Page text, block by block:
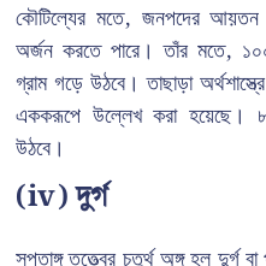
কৌটিল্যের মতে, জনপদের
অর্জন করতে পারে। তাঁর মতে,
গ্রাম গড়ে উঠবে। তাছাড়া
এককরূপে উল্লেখ করা হয়েছে।
উঠবে।
(iv) দুর্গ